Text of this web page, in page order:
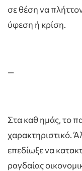
σε θέση να
ύφεση ή κρίση.
—
Στα καθ ημάς, το
χαρακτηριστικό.
επεδίωξε να
ραγδαίας